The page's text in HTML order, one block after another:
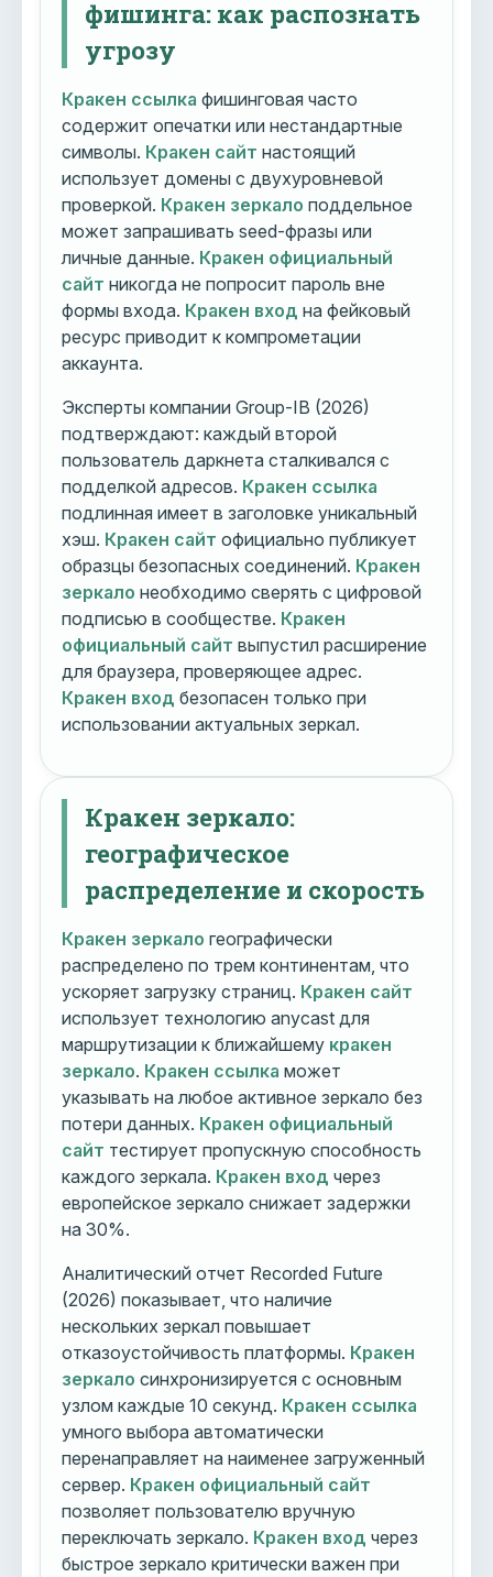
фишинга: как распознать
угрозу
Кракен ссылка фишинговая часто
содержит опечатки или нестандартные
символы. Кракен сайт настоящий
использует домены с двухуровневой
проверкой. Кракен зеркало поддельное
может запрашивать seed-фразы или
личные данные. Кракен официальный
сайт никогда не попросит пароль вне
формы входа. Кракен вход на фейковый
ресурс приводит к компрометации
аккаунта.
Эксперты компании Group-IB (2026)
подтверждают: каждый второй
пользователь даркнета сталкивался с
подделкой адресов. Кракен ссылка
подлинная имеет в заголовке уникальный
хэш. Кракен сайт официально публикует
образцы безопасных соединений. Кракен
зеркало необходимо сверять с цифровой
подписью в сообществе. Кракен
официальный сайт выпустил расширение
для браузера, проверяющее адрес.
Кракен вход безопасен только при
использовании актуальных зеркал.
Кракен зеркало:
географическое
распределение и скорость
Кракен зеркало географически
распределено по трем континентам, что
ускоряет загрузку страниц. Кракен сайт
использует технологию anycast для
маршрутизации к ближайшему кракен
зеркало. Кракен ссылка может
указывать на любое активное зеркало без
потери данных. Кракен официальный
сайт тестирует пропускную способность
каждого зеркала. Кракен вход через
европейское зеркало снижает задержки
на 30%.
Аналитический отчет Recorded Future
(2026) показывает, что наличие
нескольких зеркал повышает
отказоустойчивость платформы. Кракен
зеркало синхронизируется с основным
узлом каждые 10 секунд. Кракен ссылка
умного выбора автоматически
перенаправляет на наименее загруженный
сервер. Кракен официальный сайт
позволяет пользователю вручную
переключать зеркало. Кракен вход через
быстрое зеркало критически важен при